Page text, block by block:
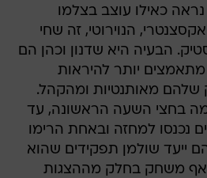
כאילו עוצב בצלמו
הנוירוטי, זה שחי
הבעיה היא שדנון וכהן הם
יותר להיראות
שלהם מאותנטיות ומהקהל.
בחצי השעה הראשונה, עד
נכנסו למחזה ובאחת הרימו
ייעד שולמן תפקידים שהוא
אף משחק בחלק מההצגות